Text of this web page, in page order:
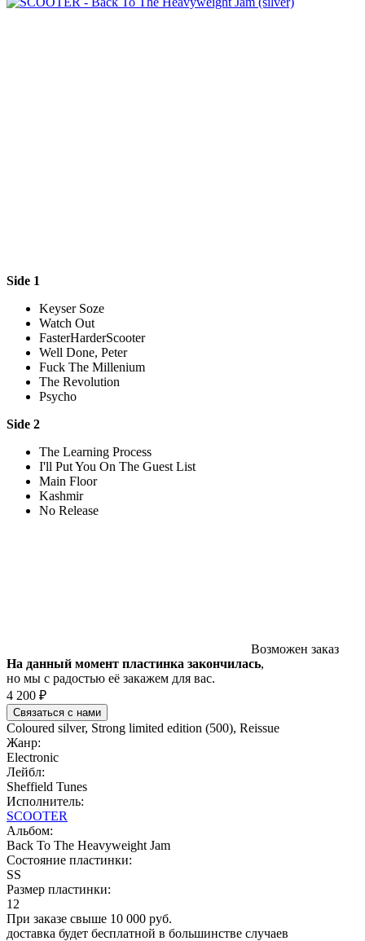
Side 1
Keyser Soze
Watch Out
FasterHarderScooter
Well Done, Peter
Fuck The Millenium
The Revolution
Psycho
Side 2
The Learning Process
I'll Put You On The Guest List
Main Floor
Kashmir
No Release
Возможен заказ
На данный момент пластинка закончилась,
но мы с радостью её закажем для вас.
4 200 ₽
Связаться с нами
Coloured silver, Strong limited edition (500), Reissue
Жанр:
Electronic
Лейбл:
Sheffield Tunes
Исполнитель:
SCOOTER
Альбом:
Back To The Heavyweight Jam
Состояние пластинки:
SS
Размер пластинки:
12
При заказе свыше 10 000 руб.
доставка будет бесплатной в большинстве случаев